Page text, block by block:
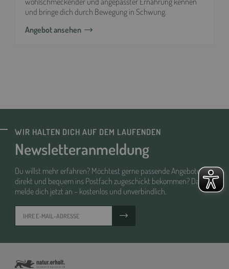
und bringe dich durch Bewegung in Schwung.
Angebot ansehen
WIR HALTEN DICH AUF DEM LAUFENDEN
Newsletteranmeldung
Du willst mehr erfahren? Möchtest gerne passende Angebote
direkt und bequem ins Postfach zugeschickt bekommen? Dann
melde dich jetzt an – kostenlos und unverbindlich.